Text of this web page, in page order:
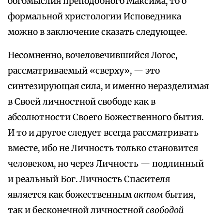
формальной христологии Исповедника
можно в заключение сказать следующее.
Несомненно, вочеловечившийся Логос,
рассматриваемый «сверху», — это
синтезирующая сила, и именно неразделимая
в Своей личностной свободе как в
абсолютности Своего Божественного бытия.
И то и другое следует всегда рассматривать
вместе, ибо не Личность только становится
человеком, но через Личность — подлинный
и реальный Бог. Личность Спасителя
является как божественнымактом бытия,
так и бесконечной личностнойсвободой